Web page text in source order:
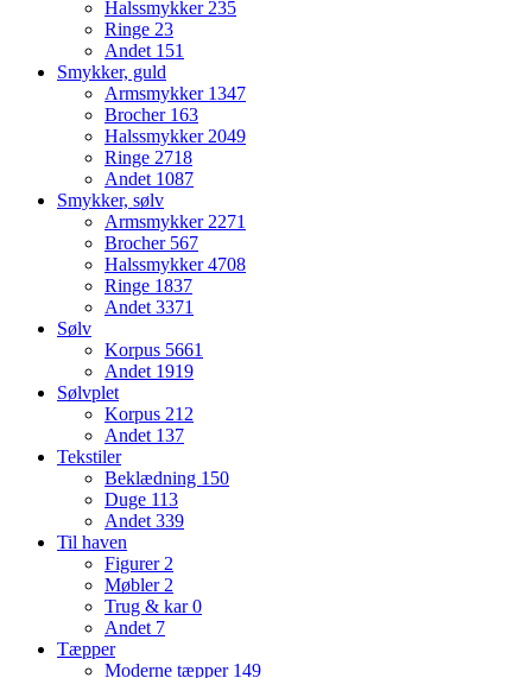
Halssmykker 235
Ringe 23
Andet 151
Smykker, guld
Armsmykker 1347
Brocher 163
Halssmykker 2049
Ringe 2718
Andet 1087
Smykker, sølv
Armsmykker 2271
Brocher 567
Halssmykker4708
Ringe 1837
Andet 3371
Sølv
Korpus 5661
Andet 1919
Sølvplet
Korpus 212
Andet 137
Tekstiler
Beklædning 150
Duge 113
Andet 339
Til haven
Figurer 2
Møbler 2
Trug & kar0
Andet 7
Tæpper
Moderne tæpper 149